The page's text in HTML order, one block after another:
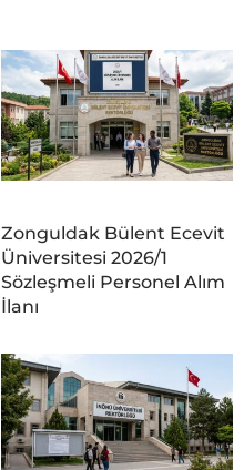
Zonguldak Bülent Ecevit
Üniversitesi 2026/1
Sözleşmeli Personel Alım
İlanı